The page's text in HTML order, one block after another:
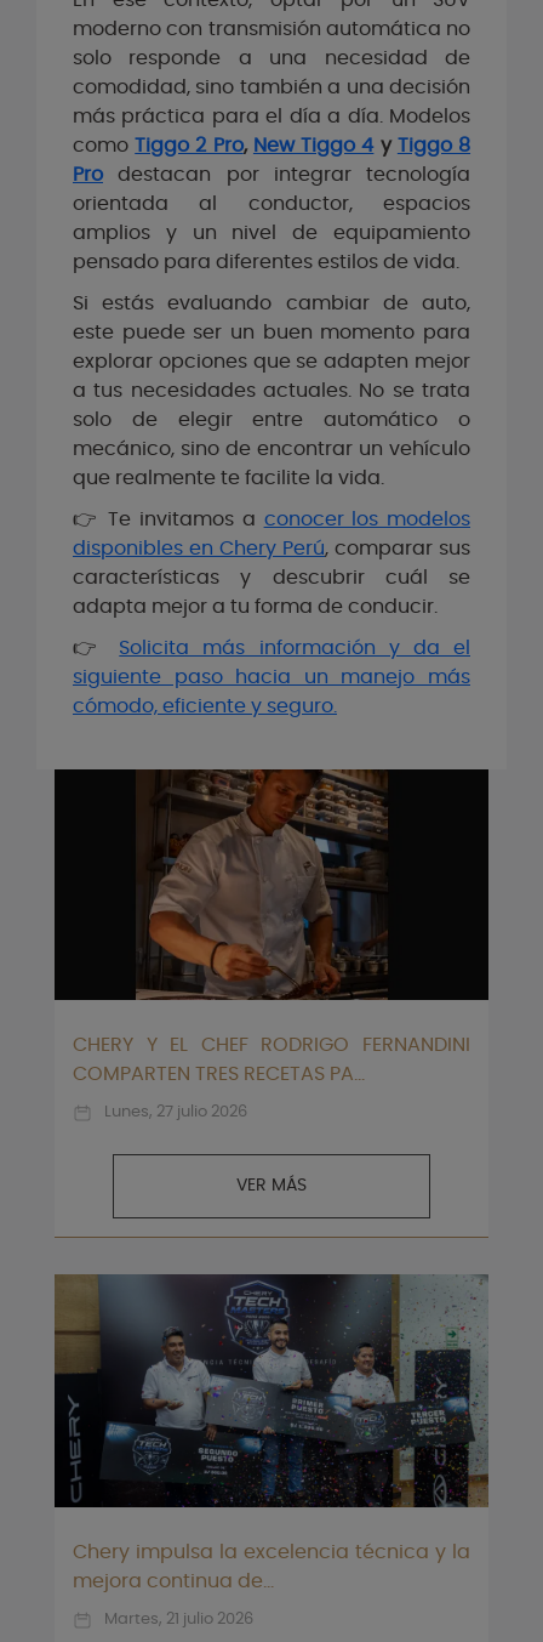
moderno con transmisión automática no
solo responde a una necesidad de
comodidad, sino también a una decisión
más práctica para el día a día. Modelos
comoTiggo 2 Pro, New Tiggo 4y Tiggo 8
Pro destacan por integrar tecnología
orientada al conductor, espacios
amplios y un nivel de equipamiento
pensado para diferentes estilos de vida.
Si estás evaluando cambiar de auto,
este puede ser un buen momento para
explorar opciones que se adapten mejor
a tus necesidades actuales. No se trata
solo de elegir entre automático o
mecánico, sino de encontrar un vehículo
que realmente te facilite la vida.
👉 Te invitamos a conocer los modelos
disponibles en Chery Perú, comparar sus
características y descubrir cuál se
adapta mejor a tu forma de conducir.
👉 Solicita más información y da el
siguiente paso hacia un manejo más
cómodo, eficiente y seguro.
CHERY Y EL CHEF RODRIGO FERNANDINI
COMPARTEN TRES RECETAS PA...
Lunes, 27 julio 2026
VER MÁS
Chery impulsa la excelencia técnica y la
mejora continua de...
Martes, 21 julio 2026